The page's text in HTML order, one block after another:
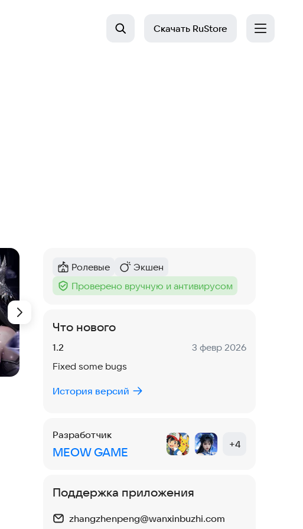
Скачать RuStore
Категория:
Ролевые
Категория
Экшен
Тег :
Проверено вручную и антивирусом
Что нового
Версия:
1.2 Дата:
3 февр 2026
Fixed some bugs
История версий
Разработчик
MEOW GAME
+4
Поддержка приложения
zhangzhenpeng@wanxinbuzhi.com